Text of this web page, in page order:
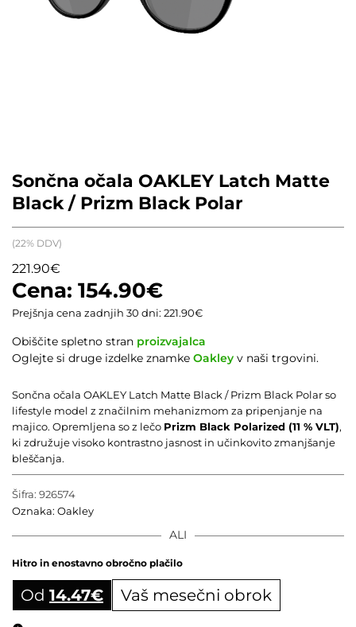
Sončna očala OAKLEY Latch Matte
Black / Prizm Black Polar
154.90€
221.90€
(22% DDV)
Prejšnja cena zadnjih 30 dni: 221.90€
Sončna očala OAKLEY Latch Matte Black / Prizm Black Polar so
lifestyle model z značilnim mehanizmom za pripenjanje na
majico. Opremljena so z lečo Prizm Black Polarized (11 % VLT),
ki združuje visoko kontrastno jasnost in učinkovito zmanjšanje
bleščanja.
ALI
Hitro in enostavno obročno plačilo
Od 14.47€ Vaš mesečni obrok
Obiščite spletno stran proizvajalca
Oglejte si druge izdelke znamke Oakley v naši trgovini.
Šifra: 926574
Oznaka: Oakley